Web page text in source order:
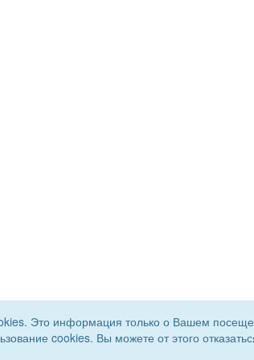
района. Все права
Это информация только о Вашем
cookies. Вы можете от этого